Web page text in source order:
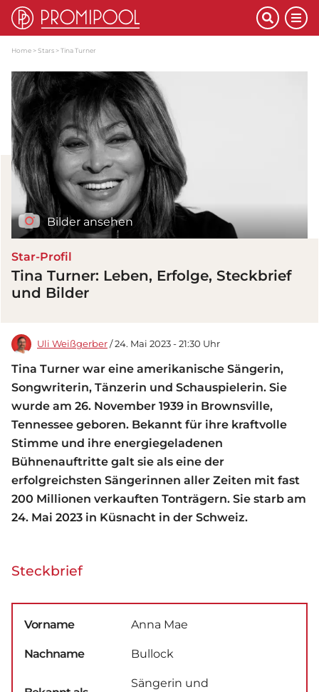
Home Stars Tina Turner
Bilder ansehen
Star-Profil
Tina Turner: Leben, Erfolge, Steckbrief
und Bilder
Uli Weißgerber / 24. Mai 2023 - 21:30 Uhr
Tina Turner war eine amerikanische Sängerin,
Songwriterin, Tänzerin und Schauspielerin. Sie
wurde am 26. November 1939 in Brownsville,
Tennessee geboren. Bekannt für ihre kraftvolle
Stimme und ihre energiegeladenen
Bühnenauftritte galt sie als eine der
erfolgreichsten Sängerinnen aller Zeiten mit fast
200 Millionen verkauften Tonträgern. Sie starb am
24. Mai 2023 in Küsnacht in der Schweiz.
Steckbrief
Vorname Anna Mae
Nachname Bullock
Sängerin und